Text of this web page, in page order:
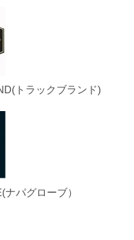
トラックブランド)
ナパグローブ）